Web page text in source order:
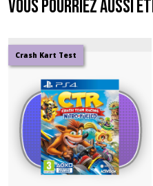
Vous pourriez aussi
Crash Kart Test